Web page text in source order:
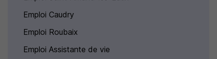
Emploi Caudry
Emploi Roubaix
Emploi Assistante de vie